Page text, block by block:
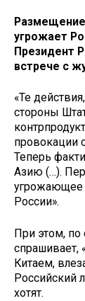
угрожает
Президент
встрече с
«Те
стороны
провокации
Теперь
Азию (…).
угрожающее
России».
При этом, по
спрашивает,
Китаем,
Российский
хотят.